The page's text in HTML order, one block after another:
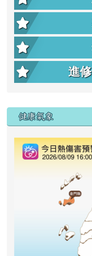
進
右邊區域內容
健康氣象